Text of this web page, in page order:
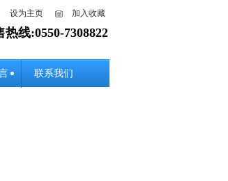
设为主页 加入收藏
热线:0550-7308822
联系我们